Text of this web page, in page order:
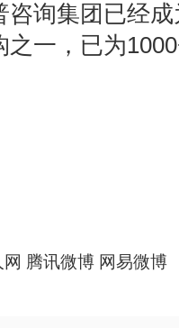
询集团已经
之一，已为
网 腾讯微博 网易微博